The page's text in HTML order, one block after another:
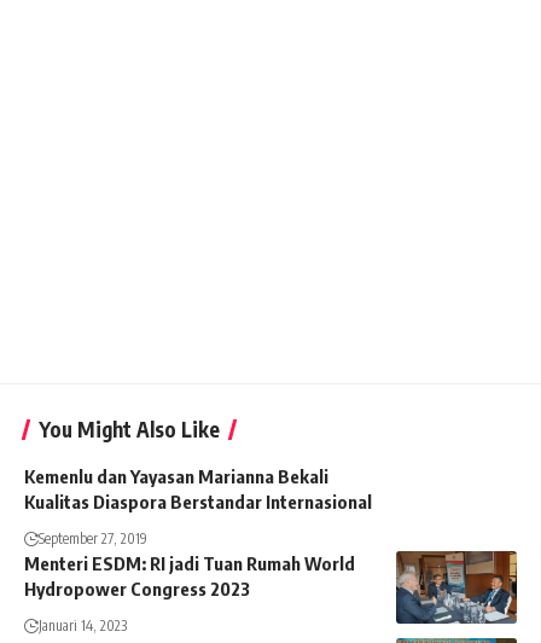
You Might Also Like
Kemenlu dan Yayasan Marianna Bekali
Kualitas Diaspora Berstandar Internasional
September 27, 2019
Menteri ESDM: RI jadi Tuan Rumah World
Hydropower Congress 2023
Januari 14, 2023